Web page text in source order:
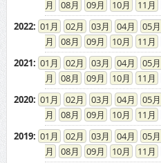
01 02 03 04 05
08
09 10 11
01 02 03 04 05
08
09 10 11
01 02 03 04 05
08
09 10 11
01 02 03 04 05
08
09 10 11
01 02 03 04 05